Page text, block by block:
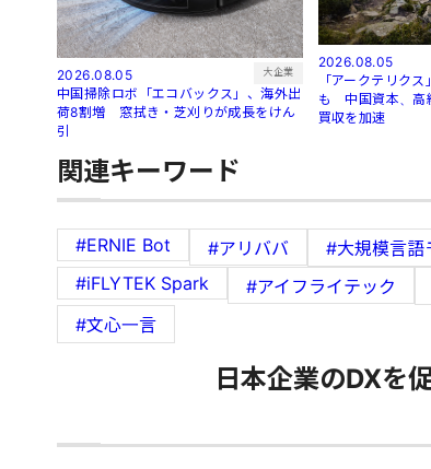
2026.08.05 大企業
中国掃除ロボ「エコバックス」、海外出
荷8割増 窓拭き・芝刈りが成長をけん
引
2026.08.05
「アークテリク
も 中国資本、高
買収を加速
関連キーワード
#ERNIE Bot #アリババ #大規模言語
#iFLYTEK Spark
#アイフライテック
#文心一言
日本企業のDXを